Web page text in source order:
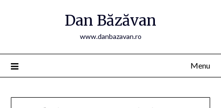
Dan Băzăvan
www.danbazavan.ro
Menu